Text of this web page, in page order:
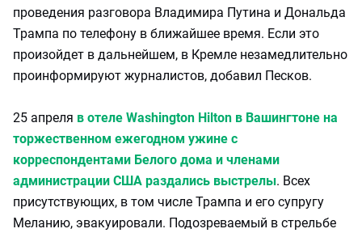
проведения разговора Владимира Путина и Дональда
Трампа по телефону в ближайшее время. Если это
произойдет в дальнейшем, в Кремле незамедлительно
проинформируют журналистов, добавил Песков.
25 апреля в отеле Washington Hilton в Вашингтоне на
торжественном ежегодном ужине с
корреспондентами Белого дома и членами
администрации США раздались выстрелы. Всех
присутствующих, в том числе Трампа и его супругу
Меланию, эвакуировали. Подозреваемый в стрельбе